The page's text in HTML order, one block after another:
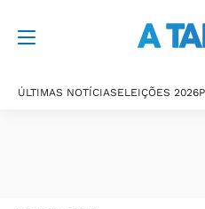
ÚLTIMAS NOTÍCIASELEIÇÕES 2026